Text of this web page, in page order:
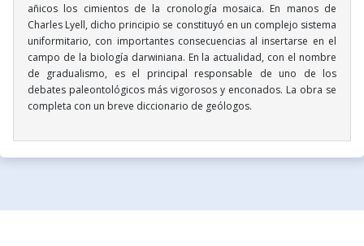
añicos los cimientos de la cronología mosaica. En manos de
Charles Lyell, dicho principio se constituyó en un complejo sistema
uniformitario, con importantes consecuencias al insertarse en el
campo de la biología darwiniana. En la actualidad, con el nombre
de gradualismo, es el principal responsable de uno de los
debates paleontológicos más vigorosos y enconados. La obra se
completa con un breve diccionario de geólogos.